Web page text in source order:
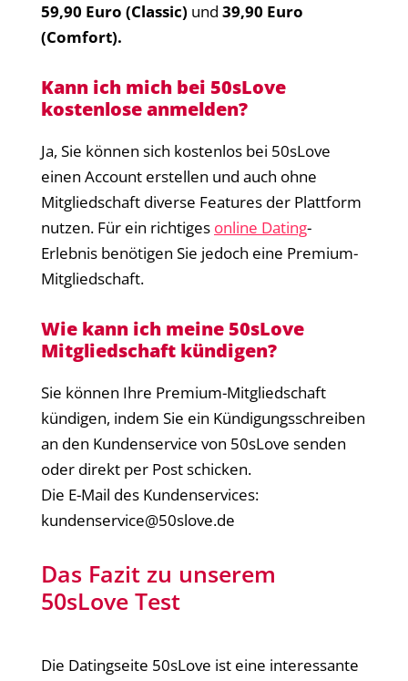
59,90 Euro (Classic) und 39,90 Euro
(Comfort).
Kann ich mich bei 50sLove
kostenlose anmelden?
Ja, Sie können sich kostenlos bei 50sLove
einen Account erstellen und auch ohne
Mitgliedschaft diverse Features der Plattform
nutzen. Für ein richtiges online Dating-
Erlebnis benötigen Sie jedoch eine Premium-
Mitgliedschaft.
Wie kann ich meine 50sLove
Mitgliedschaft kündigen?
Sie können Ihre Premium-Mitgliedschaft
kündigen, indem Sie ein Kündigungsschreiben
an den Kundenservice von 50sLove senden
oder direkt per Post schicken.
Die E-Mail des Kundenservices:
kundenservice@50slove.de
Das Fazit zu unserem
50sLove Test
Die Datingseite 50sLove ist eine interessante